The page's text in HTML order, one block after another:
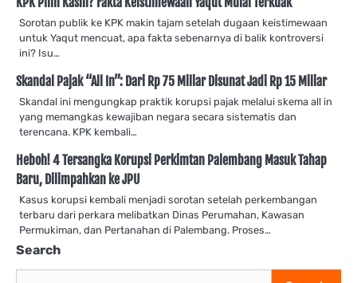
Sorotan publik ke KPK makin tajam setelah dugaan keistimewaan
untuk Yaqut mencuat, apa fakta sebenarnya di balik kontroversi
ini? Isu…
Skandal Pajak “All In”: Dari Rp 75 Miliar Disunat Jadi Rp 15 Miliar
Skandal ini mengungkap praktik korupsi pajak melalui skema all in
yang memangkas kewajiban negara secara sistematis dan
terencana. KPK kembali…
Heboh! 4 Tersangka Korupsi Perkimtan Palembang Masuk Tahap
Baru, Dilimpahkan ke JPU
Kasus korupsi kembali menjadi sorotan setelah perkembangan
terbaru dari perkara melibatkan Dinas Perumahan, Kawasan
Permukiman, dan Pertanahan di Palembang. Proses…
Search